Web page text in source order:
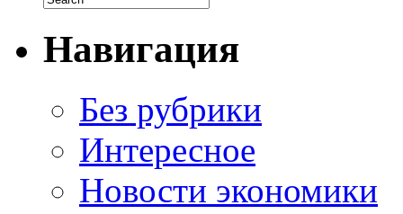
Навигация
Без рубрики
Интересное
Новости экономики